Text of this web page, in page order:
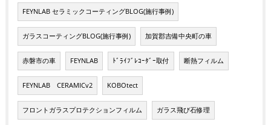
FEYNLAB セラミックコーティングBLOG(施行事例)
ガラスコーティングBLOG(施行事例) 加賀郡吉備中央町の車
赤磐市の車 FEYNLAB ﾄﾞﾗｲﾌﾞﾚｺｰﾀﾞｰ取付 断熱フィルム
FEYNLAB CERAMICv2 KOBOtect
フロントガラスプロテクションフィルム ガラス飛び石修理